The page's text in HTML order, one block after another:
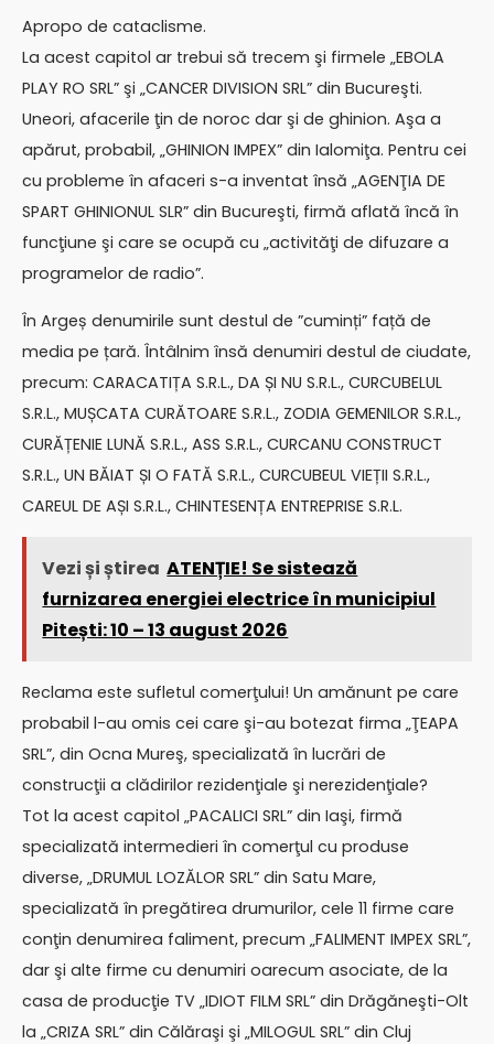
Apropo de cataclisme.
La acest capitol ar trebui să trecem şi firmele „EBOLA
PLAY RO SRL” şi „CANCER DIVISION SRL” din Bucureşti.
Uneori, afacerile ţin de noroc dar şi de ghinion. Aşa a
apărut, probabil, „GHINION IMPEX” din Ialomiţa. Pentru cei
cu probleme în afaceri s-a inventat însă „AGENŢIA DE
SPART GHINIONUL SLR” din Bucureşti, firmă aflată încă în
funcţiune şi care se ocupă cu „activităţi de difuzare a
programelor de radio”.
În Argeș denumirile sunt destul de ”cuminți” față de
media pe țară. Întâlnim însă denumiri destul de ciudate,
precum: CARACATIȚA S.R.L., DA ȘI NU S.R.L., CURCUBELUL
S.R.L., MUȘCATA CURĂTOARE S.R.L., ZODIA GEMENILOR S.R.L.,
CURĂȚENIE LUNĂ S.R.L., ASS S.R.L., CURCANU CONSTRUCT
S.R.L., UN BĂIAT ȘI O FATĂ S.R.L., CURCUBEUL VIEȚII S.R.L.,
CAREUL DE AȘI S.R.L., CHINTESENȚA ENTREPRISE S.R.L.
Vezi și știrea ATENȚIE! Se sistează
furnizarea energiei electrice în municipiul
Pitești: 10 – 13 august 2026
Reclama este sufletul comerţului! Un amănunt pe care
probabil l-au omis cei care şi-au botezat firma „ŢEAPA
SRL”, din Ocna Mureş, specializată în lucrări de
construcţii a clădirilor rezidenţiale şi nerezidenţiale?
Tot la acest capitol „PACALICI SRL” din Iaşi, firmă
specializată intermedieri în comerţul cu produse
diverse, „DRUMUL LOZĂLOR SRL” din Satu Mare,
specializată în pregătirea drumurilor, cele 11 firme care
conţin denumirea faliment, precum „FALIMENT IMPEX SRL”,
dar şi alte firme cu denumiri oarecum asociate, de la
casa de producţie TV „IDIOT FILM SRL” din Drăgăneşti-Olt
la „CRIZA SRL” din Călăraşi şi „MILOGUL SRL” din Cluj